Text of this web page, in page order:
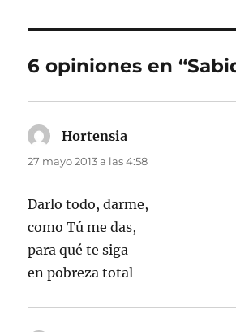
6 opiniones en
Hortensia
27 mayo 2013 a las 4:58
Darlo todo, darme,
como Tú me das,
para qué te siga
en pobreza total